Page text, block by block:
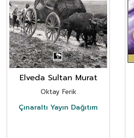
Elveda Sultan Murat
Oktay Ferik
Çınaraltı Yayın Dağıtım